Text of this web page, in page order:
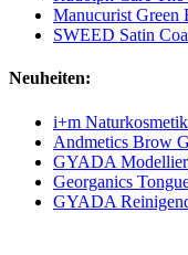
Manucurist Green
SWEED Satin
Neuheiten:
i+m
Andmetics Brow
GYADA
Georganics
GYADA